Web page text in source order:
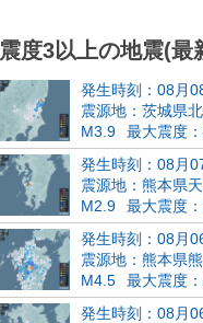
震度3以上の地震(最
発生時刻：08月
震源地：茨城県
M3.9
最大震度
発生時刻：08月
震源地：熊本県
M2.9
最大震度
発生時刻：08月
震源地：熊本県
M4.5
最大震度
発生時刻：08月